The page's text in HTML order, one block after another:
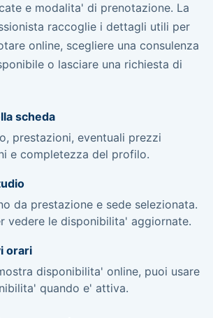
e modalita' di prenotazione. La
raccoglie i dettagli utili per
online, scegliere una consulenza
o lasciare una richiesta di
scheda
prestazioni, eventuali prezzi
e completezza del profilo.
da prestazione e sede selezionata.
vedere le disponibilita' aggiornate.
orari
disponibilita' online, puoi usare
quando e' attiva.